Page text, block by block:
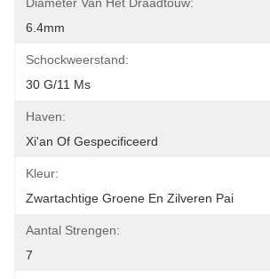
6.4mm
Schockweerstand:
30 G/11 Ms
Haven:
Xi'an Of Gespecificeerd
Kleur:
Zwartachtige Groene En Zilveren Pai
Aantal Strengen:
7